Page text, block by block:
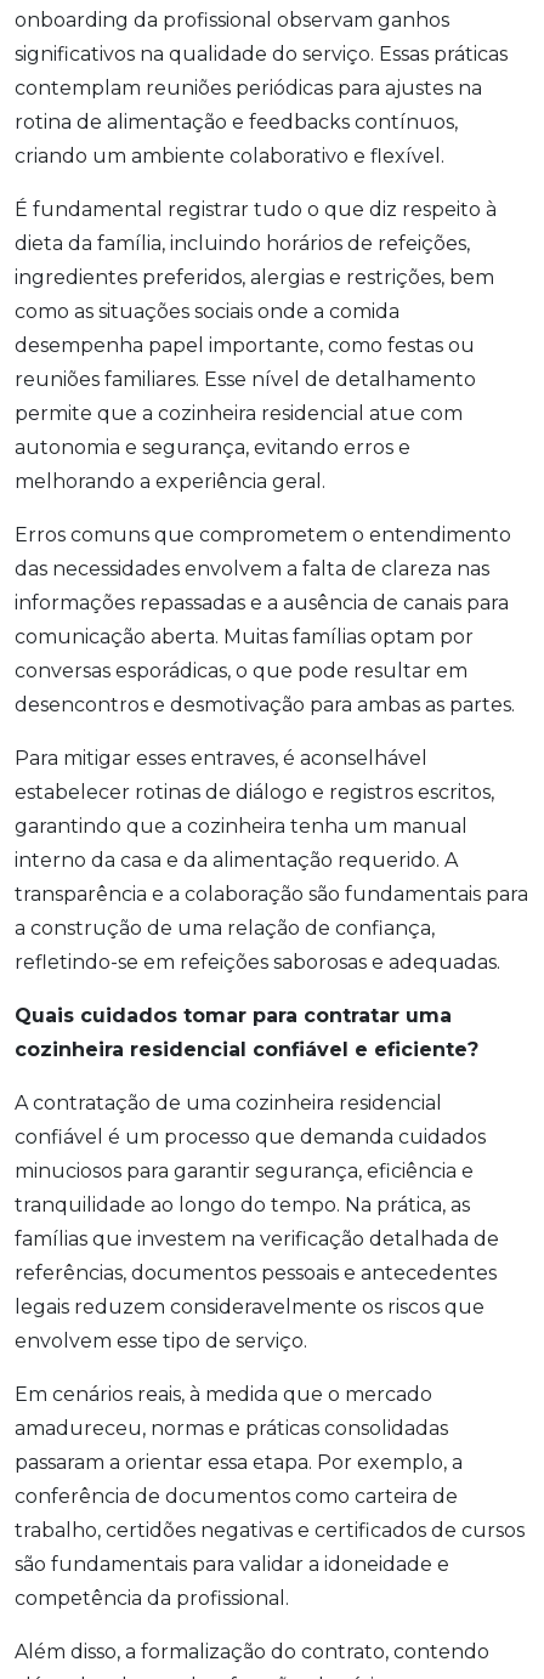
onboarding da profissional observam ganhos
significativos na qualidade do serviço. Essas práticas
contemplam reuniões periódicas para ajustes na
rotina de alimentação e feedbacks contínuos,
criando um ambiente colaborativo e flexível.
É fundamental registrar tudo o que diz respeito à
dieta da família, incluindo horários de refeições,
ingredientes preferidos, alergias e restrições, bem
como as situações sociais onde a comida
desempenha papel importante, como festas ou
reuniões familiares. Esse nível de detalhamento
permite que a cozinheira residencial atue com
autonomia e segurança, evitando erros e
melhorando a experiência geral.
Erros comuns que comprometem o entendimento
das necessidades envolvem a falta de clareza nas
informações repassadas e a ausência de canais para
comunicação aberta. Muitas famílias optam por
conversas esporádicas, o que pode resultar em
desencontros e desmotivação para ambas as partes.
Para mitigar esses entraves, é aconselhável
estabelecer rotinas de diálogo e registros escritos,
garantindo que a cozinheira tenha um manual
interno da casa e da alimentação requerido. A
transparência e a colaboração são fundamentais para
a construção de uma relação de confiança,
refletindo-se em refeições saborosas e adequadas.
Quais cuidados tomar para contratar uma
cozinheira residencial confiável e eficiente?
A contratação de uma cozinheira residencial
confiável é um processo que demanda cuidados
minuciosos para garantir segurança, eficiência e
tranquilidade ao longo do tempo. Na prática, as
famílias que investem na verificação detalhada de
referências, documentos pessoais e antecedentes
legais reduzem consideravelmente os riscos que
envolvem esse tipo de serviço.
Em cenários reais, à medida que o mercado
amadureceu, normas e práticas consolidadas
passaram a orientar essa etapa. Por exemplo, a
conferência de documentos como carteira de
trabalho, certidões negativas e certificados de cursos
são fundamentais para validar a idoneidade e
competência da profissional.
Além disso, a formalização do contrato, contendo